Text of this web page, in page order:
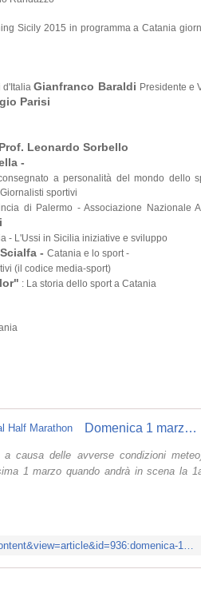
Sicily 2015 in programma a Catania
d'ItaliaGianfranco Baraldi Presidente e
Parisi
Prof. Leonardo Sorbello
-
a personalità del mondo dello
sportivi
di Palermo - Associazione Nazionale
- L'Ussi in Sicilia iniziative e sviluppo
- Catania e lo sport -
(il codice media-sport)
: La storia dello sport a Catania
Domenica 1 marzo di corre la Catania International Half Marathon
causa delle avverse condizioni
1 marzo quando andrà in scena la
http://www.fidalcatania.it/index.php?option=com_content&view=article&id=936:domenica-1-marzo-di-corre-la-catania-international-half-marathon&catid=45&Itemid=357